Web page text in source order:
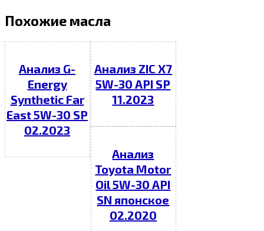
Похожие масла
Анализ G-
Energy
Synthetic Far
East 5W-30 SP
02.2023
Анализ ZIC X7
5W-30 API SP
11.2023
Анализ
Toyota Motor
Oil 5W-30 API
SN японское
02.2020